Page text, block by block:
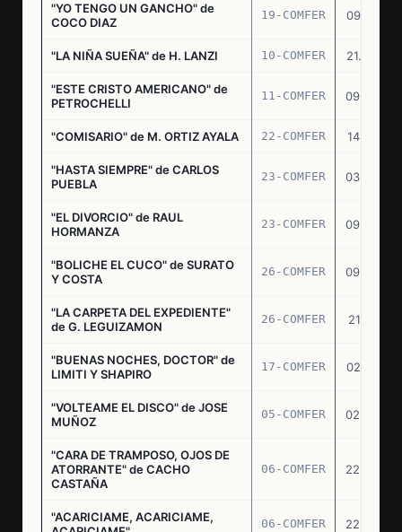
"YO TENGO UN GANCHO" de
COCO DIAZ
19-COMFER 09.01.75
"LA NIÑA SUEÑA" de H. LANZI 10-COMFER 21.03.75
"ESTE CRISTO AMERICANO" de
PETROCHELLI
11-COMFER 09.04.75
"COMISARIO" de M. ORTIZ AYALA 22-COMFER 14.07.75
"HASTA SIEMPRE" de CARLOS
PUEBLA
23-COMFER 03.09.75
"EL DIVORCIO" de RAUL
HORMANZA
23-COMFER 09.09.75
"BOLICHE EL CUCO" de SURATO
Y COSTA
26-COMFER 09.09.75
"LA CARPETA DEL EXPEDIENTE"
de G. LEGUIZAMON
26-COMFER 21.10.75
"BUENAS NOCHES, DOCTOR" de
LIMITI Y SHAPIRO
17-COMFER 02.01.76
"VOLTEAME EL DISCO" de JOSE
MUÑOZ
05-COMFER 02.02.76
"CARA DE TRAMPOSO, OJOS DE
ATORRANTE" de CACHO
CASTAÑA
06-COMFER 22.04.76
"ACARICIAME, ACARICIAME,
06-COMFER 22.04.76